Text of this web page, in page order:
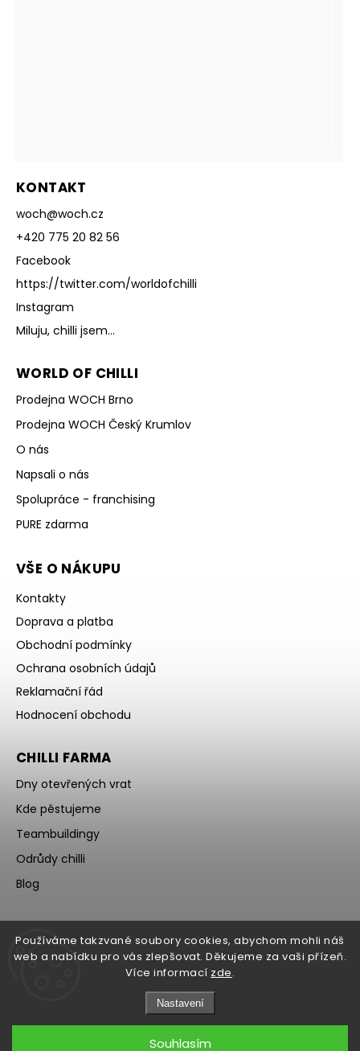
Používáme takzvané soubory cookies, abychom mohli náš
web a nabídku pro vás zlepšovat. Děkujeme za vaši přízeň.
Více informací zde.
Nastavení
Souhlasím
KONTAKT
woch@woch.cz
+420 775 20 82 56
Facebook
https://twitter.com/worldofchilli
Instagram
Miluju, chilli jsem...
WORLD OF CHILLI
Prodejna WOCH Brno
Prodejna WOCH Český Krumlov
O nás
Napsali o nás
Spolupráce - franchising
PURE zdarma
VŠE O NÁKUPU
Kontakty
Doprava a platba
Obchodní podmínky
Ochrana osobních údajů
Reklamační řád
Hodnocení obchodu
CHILLI FARMA
Dny otevřených vrat
Kde pěstujeme
Teambuildingy
Odrůdy chilli
Blog